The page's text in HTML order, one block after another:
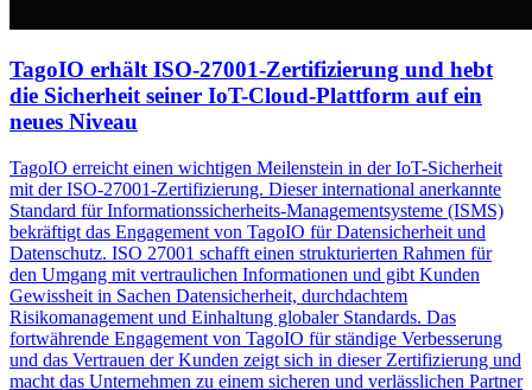
TagoIO erhält ISO-27001-Zertifizierung und hebt
die Sicherheit seiner IoT-Cloud-Plattform auf ein
neues Niveau
TagoIO erreicht einen wichtigen Meilenstein in der IoT-Sicherheit
mit der ISO-27001-Zertifizierung. Dieser international anerkannte
Standard für Informationssicherheits-Managementsysteme (ISMS)
bekräftigt das Engagement von TagoIO für Datensicherheit und
Datenschutz. ISO 27001 schafft einen strukturierten Rahmen für
den Umgang mit vertraulichen Informationen und gibt Kunden
Gewissheit in Sachen Datensicherheit, durchdachtem
Risikomanagement und Einhaltung globaler Standards. Das
fortwährende Engagement von TagoIO für ständige Verbesserung
und das Vertrauen der Kunden zeigt sich in dieser Zertifizierung und
macht das Unternehmen zu einem sicheren und verlässlichen Partner